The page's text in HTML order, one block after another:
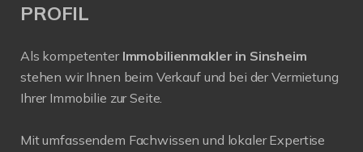
PROFIL
Als kompetenter Immobilienmakler in Sinsheim
stehen wir Ihnen beim Verkauf und bei der Vermietung
Ihrer Immobilie zur Seite.
Mit umfassendem Fachwissen und lokaler Expertise